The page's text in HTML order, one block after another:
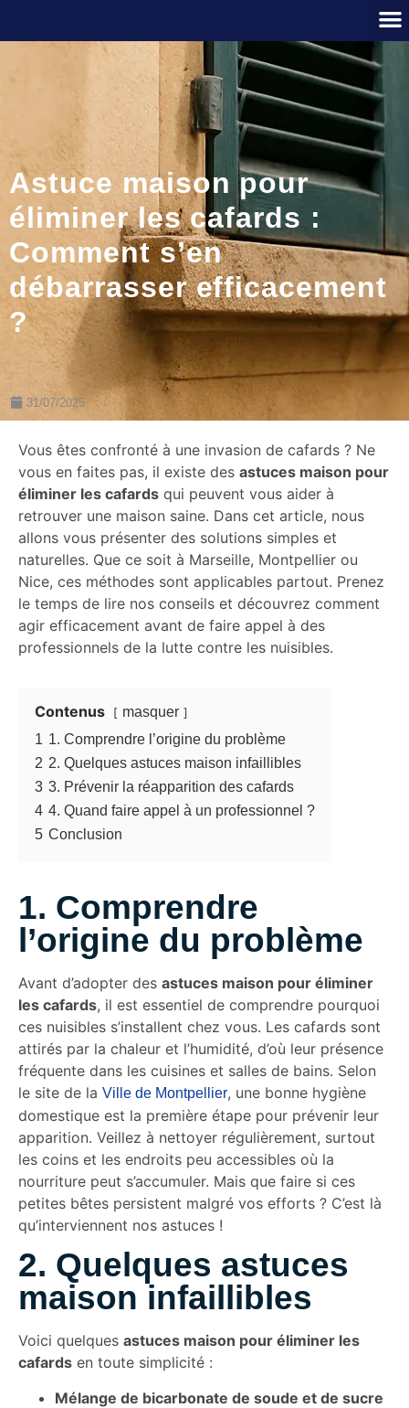
Astuce maison pour
éliminer les cafards :
Comment s’en
débarrasser efficacement
?
31/07/2025
Vous êtes confronté à une invasion de cafards ? Ne
vous en faites pas, il existe des astuces maison pour
éliminer les cafards qui peuvent vous aider à
retrouver une maison saine. Dans cet article, nous
allons vous présenter des solutions simples et
naturelles. Que ce soit à Marseille, Montpellier ou
Nice, ces méthodes sont applicables partout. Prenez
le temps de lire nos conseils et découvrez comment
agir efficacement avant de faire appel à des
professionnels de la lutte contre les nuisibles.
Contenus
masquer
1 1. Comprendre l’origine du problème
2 2. Quelques astuces maison infaillibles
3 3. Prévenir la réapparition des cafards
4 4. Quand faire appel à un professionnel ?
5 Conclusion
1. Comprendre
l’origine du problème
Avant d’adopter des astuces maison pour éliminer
les cafards, il est essentiel de comprendre pourquoi
ces nuisibles s’installent chez vous. Les cafards sont
attirés par la chaleur et l’humidité, d’où leur présence
fréquente dans les cuisines et salles de bains. Selon
le site de la Ville de Montpellier, une bonne hygiène
domestique est la première étape pour prévenir leur
apparition. Veillez à nettoyer régulièrement, surtout
les coins et les endroits peu accessibles où la
nourriture peut s’accumuler. Mais que faire si ces
petites bêtes persistent malgré vos efforts ? C’est là
qu’interviennent nos astuces !
2. Quelques astuces
maison infaillibles
Voici quelques astuces maison pour éliminer les
cafards en toute simplicité :
Mélange de bicarbonate de soude et de sucre